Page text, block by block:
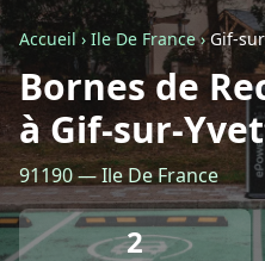
CGU-
Accueil› Ile De France›Gif-
Bornes de
à Gif-sur-
91190 — Ile De France
2